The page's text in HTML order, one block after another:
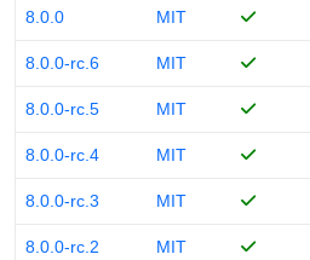
8.0.0 MIT
8.0.0-rc.6 MIT
8.0.0-rc.5 MIT
8.0.0-rc.4 MIT
8.0.0-rc.3 MIT
8.0.0-rc.2 MIT